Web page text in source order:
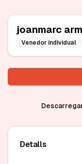
joanmarc
Venedor individual
Detalls